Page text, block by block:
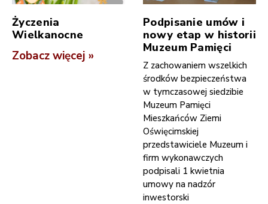
Życzenia
Wielkanocne
Zobacz więcej »
Podpisanie umów i
nowy etap w historii
Muzeum Pamięci
Z zachowaniem wszelkich
środków bezpieczeństwa
w tymczasowej siedzibie
Muzeum Pamięci
Mieszkańców Ziemi
Oświęcimskiej
przedstawiciele Muzeum i
firm wykonawczych
podpisali 1 kwietnia
umowy na nadzór
inwestorski